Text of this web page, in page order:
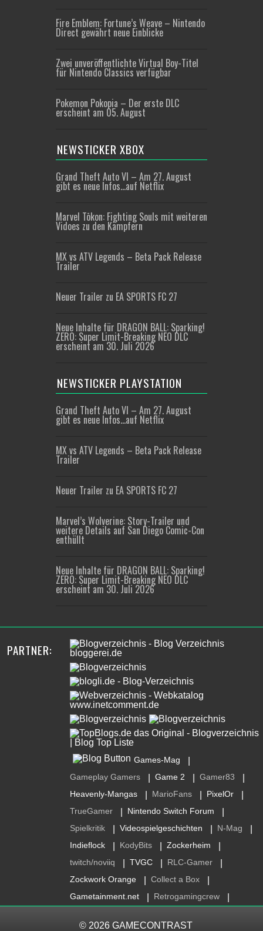
Fire Emblem: Fortune’s Weave – Nintendo
Direct gewährt neue Einblicke
Zwei unveröffentlichte Virtual Boy-Titel
für Nintendo Classics verfügbar
Pokemon Pokopia – Der erste DLC
erscheint am 05. August
NEWSTICKER XBOX
Grand Theft Auto VI – Am 27. August
gibt es neue Infos…auf Netflix
Marvel Tōkon: Fighting Souls mit weiteren
Vidoes zu den Kämpfern
MX vs ATV Legends – Beta Pack Release
Trailer
Neuer Trailer zu EA SPORTS FC 27
Neue Inhalte für DRAGON BALL: Sparking!
ZERO: Super Limit-Breaking NEO DLC
erscheint am 30. Juli 2026
NEWSTICKER PLAYSTATION
Grand Theft Auto VI – Am 27. August
gibt es neue Infos…auf Netflix
MX vs ATV Legends – Beta Pack Release
Trailer
Neuer Trailer zu EA SPORTS FC 27
Marvel’s Wolverine: Story-Trailer und
weitere Details auf San Diego Comic-Con
enthüllt
Neue Inhalte für DRAGON BALL: Sparking!
ZERO: Super Limit-Breaking NEO DLC
erscheint am 30. Juli 2026
PARTNER:
Games-Mag
Gameplay Gamers Game 2 Gamer83
Heavenly-Mangas MarioFans PixelOr
TrueGamer Nintendo Switch Forum
Spielkritik Videospielgeschichten N-Mag
Indieflock KodyBits Zockerheim
twitch/noviiq TVGC RLC-Gamer
Zockwork Orange Collect a Box
Gametainment.net Retrogamingcrew
© 2026 GAMECONTRAST